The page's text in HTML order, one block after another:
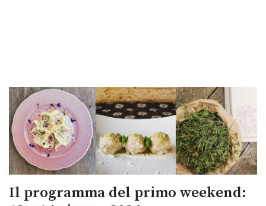
Il programma del primo weekend: